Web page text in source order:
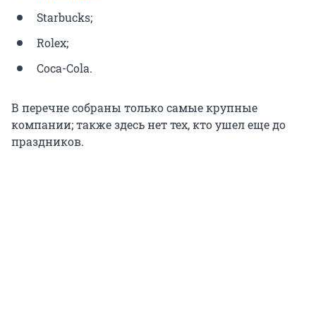
Starbucks;
Rolex;
Coca-Cola.
В перечне собраны только самые крупные
компании; также здесь нет тех, кто ушел еще до
праздников.